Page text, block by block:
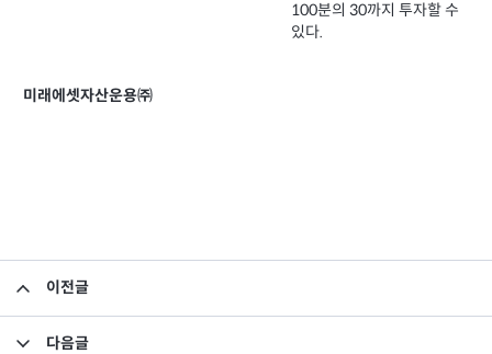
100분의 30까지 투자할 수
있다.
미래에셋자산운용㈜
이전글
다음글